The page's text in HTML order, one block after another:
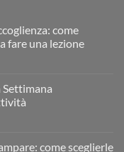
come
fare una lezione
come sceglierle